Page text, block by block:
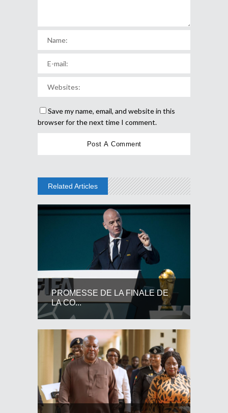
Save my name, email, and website in this
browser for the next time I comment.
Related Articles
PROMESSE DE LA FINALE DE
LA CO...